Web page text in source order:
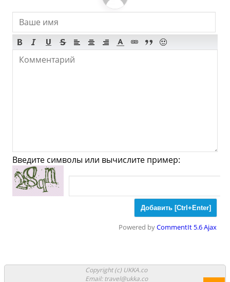
Продукты
Булочные
Супермаркеты
Торговые Центры
Мода
Музеи Галлереи
Церкви
Синагоги
Аттракционы
Аквапарки
Введите символы или вычислите пример:
Powered byCommentIt 5.6 Ajax
Copyright (c) UKKA.co
Email: travel@ukka.co